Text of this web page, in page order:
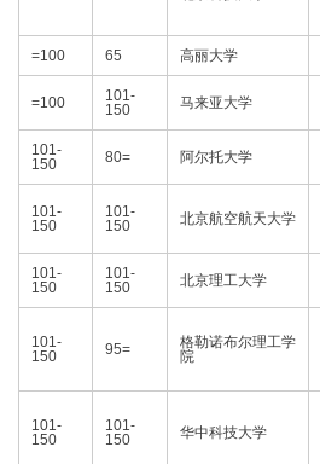
=100 65 高丽大学
=100
101-
150
马来亚大学
101-
150
80= 阿尔托大学
101-
150
101-
150
北京航空航天大学
101-
150
101-
150
北京理工大学
101-
150
95=
格勒诺布尔理工学
院
101-
150
101-
150
华中科技大学